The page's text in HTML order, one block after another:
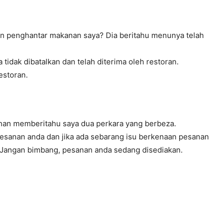
penghantar makanan saya? Dia beritahu menunya telah
tidak dibatalkan dan telah diterima oleh restoran.
memberitahu saya dua perkara yang berbeza.
anda dan jika ada sebarang isu berkenaan pesanan
bimbang, pesanan anda sedang disediakan.